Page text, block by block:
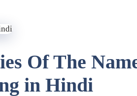
Of The
in Hindi